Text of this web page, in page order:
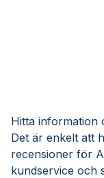
Hitta information
Det är enkelt att
recensioner för
kundservice och